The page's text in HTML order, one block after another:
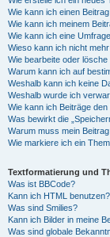
Wie kann ich einen
Wie kann ich meinem
Wie kann ich eine
Wieso kann ich nicht
Wie bearbeite oder
Warum kann ich auf
Weshalb kann ich keine
Weshalb wurde ich
Wie kann ich Beiträge
Was bewirkt die
Warum muss mein
Wie markiere ich ein
Textformatierung und
Was ist BBCode?
Kann ich HTML benutzen?
Was sind Smilies?
Kann ich Bilder in meine
Was sind globale